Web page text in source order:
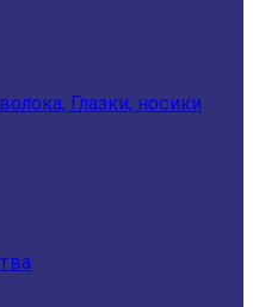
Глазки, носики